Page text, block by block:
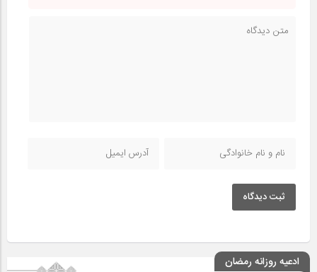
ثبت دیدگاه
ادعیه روزانه رمضان